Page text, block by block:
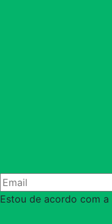
Estou de acordo com a